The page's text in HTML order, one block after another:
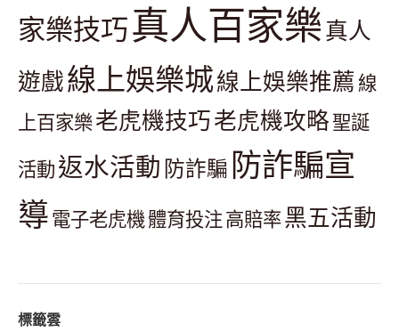
家樂技巧真人百家樂 真人
遊戲線上娛樂城線上娛樂推薦線
上百家樂老虎機技巧老虎機攻略聖誕
活動返水活動 防詐騙 防詐騙宣
導電子老虎機體育投注高賠率黑五活動
標籤雲